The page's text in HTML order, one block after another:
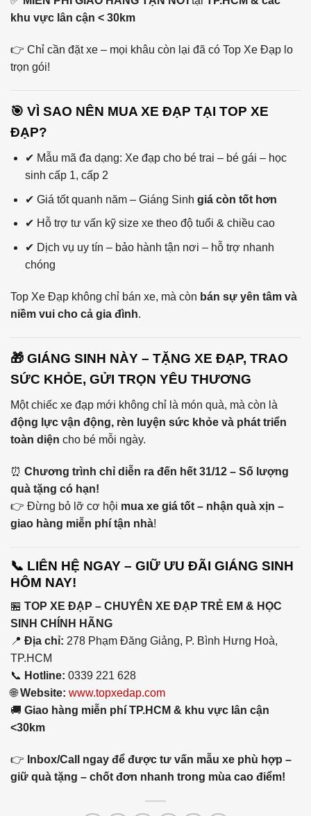
khu vực lân cận < 30km
👉 Chỉ cần đặt xe – mọi khâu còn lại đã có Top Xe Đạp lo
trọn gói!
🎯 VÌ SAO NÊN MUA XE ĐẠP TẠI TOP XE
ĐẠP?
✔ Mẫu mã đa dạng: Xe đạp cho bé trai – bé gái – học
sinh cấp 1, cấp 2
✔ Giá tốt quanh năm – Giáng Sinh giá còn tốt hơn
✔ Hỗ trợ tư vấn kỹ size xe theo độ tuổi & chiều cao
✔ Dịch vụ uy tín – bảo hành tận nơi – hỗ trợ nhanh
chóng
Top Xe Đạp không chỉ bán xe, mà còn bán sự yên tâm và
niềm vui cho cả gia đình.
🎁 GIÁNG SINH NÀY – TẶNG XE ĐẠP, TRAO
SỨC KHỎE, GỬI TRỌN YÊU THƯƠNG
Một chiếc xe đạp mới không chỉ là món quà, mà còn là
động lực vận động, rèn luyện sức khỏe và phát triển
toàn diện cho bé mỗi ngày.
⏰ Chương trình chỉ diễn ra đến hết 31/12 – Số lượng
quà tặng có hạn!
👉 Đừng bỏ lỡ cơ hội mua xe giá tốt – nhận quà xịn –
giao hàng miễn phí tận nhà!
📞 LIÊN HỆ NGAY – GIỮ ƯU ĐÃI GIÁNG SINH
HÔM NAY!
🏪 TOP XE ĐẠP – CHUYÊN XE ĐẠP TRẺ EM & HỌC
SINH CHÍNH HÃNG
📍 Địa chỉ: 278 Phạm Đăng Giảng, P. Bình Hưng Hoà,
TP.HCM
📞 Hotline: 0339 221 628
🌐Website: www.topxedap.com
🚚 Giao hàng miễn phí TP.HCM & khu vực lân cận
<30km
👉 Inbox/Call ngay để được tư vấn mẫu xe phù hợp –
giữ quà tặng – chốt đơn nhanh trong mùa cao điểm!